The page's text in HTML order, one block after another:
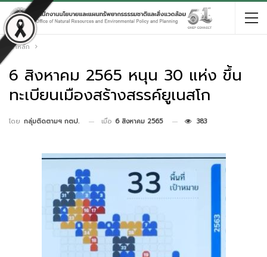
หน้าหลัก
6 สิงหาคม 2565 หนุน 30 แห่ง ขึ้น
ทะเบียนเมืองสร้างสรรค์ยูเนสโก
โดย กลุ่มติดตามฯ กตป. เมื่อ 6 สิงหาคม 2565 383